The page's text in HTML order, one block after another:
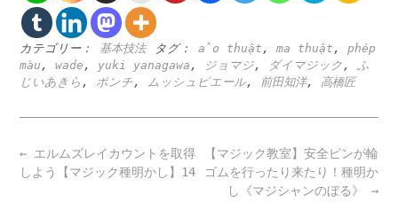
カテゴリー： 基本技法 タグ： ảo thuật , ma thuật , phép
màu , wade , yuki yanagawa , ジョマジ, ダイマジック , ふ
じいあきら , ポンチ, ムッシュピエール, 前田知洋, 高橋匠
Post
navigation
【マジック教室】安全ピンが輪
ゴムを行ったり来たり！種明か
し《マジシャンのぼる》 →
← エルムズレイカウントを取得
しよう【マジック種明かし】14